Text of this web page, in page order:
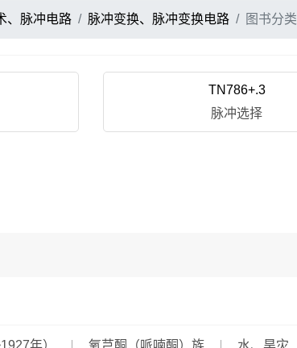
、脉冲电路 脉冲变换、脉冲变换电路 图书分类
TN786+.3
脉冲选择
年） 氧芑酮（哌喃酮）族 水、旱灾